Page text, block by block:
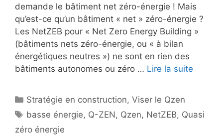
demande le bâtiment net zéro-énergie ! Mais
qu’est-ce qu’un bâtiment « net » zéro-énergie ?
Les NetZEB pour « Net Zero Energy Building »
(bâtiments nets zéro-énergie, ou « à bilan
énergétiques neutres ») ne sont en rien des
bâtiments autonomes ou zéro … Lire la suite
Catégories
Stratégie en construction,Viser le Qzen
Étiquettes
basse énergie, Q-ZEN, Qzen, NetZEB, Quasi
zéro énergie